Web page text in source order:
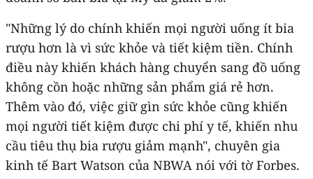
"Những lý do chính khiến mọi người uống ít bia
rượu hơn là vì sức khỏe và tiết kiệm tiền. Chính
điều này khiến khách hàng chuyển sang đồ uống
không cồn hoặc những sản phẩm giá rẻ hơn.
Thêm vào đó, việc giữ gìn sức khỏe cũng khiến
mọi người tiết kiệm được chi phí y tế, khiến nhu
cầu tiêu thụ bia rượu giảm mạnh", chuyên gia
kinh tế Bart Watson của NBWA nói với tờ Forbes.